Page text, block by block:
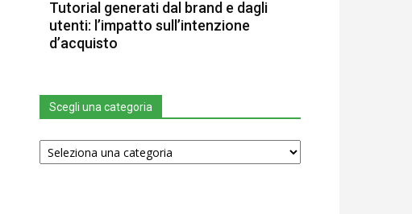
Tutorial generati dal brand e dagli
utenti: l’impatto sull’intenzione
d’acquisto
Scegli una categoria
Scegli
una